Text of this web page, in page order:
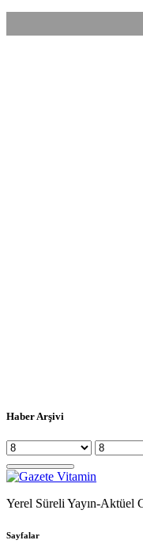
Haber Arşivi
Yerel Süreli Yayın-Aktüel
Sayfalar